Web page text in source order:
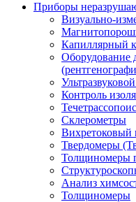
Приборы
Визуально-
Капиллярный
Оборудование
Контроль
Склерометры
Вихретоковый
Твердомеры
Толщиномеры
Анализ
Толщиномеры